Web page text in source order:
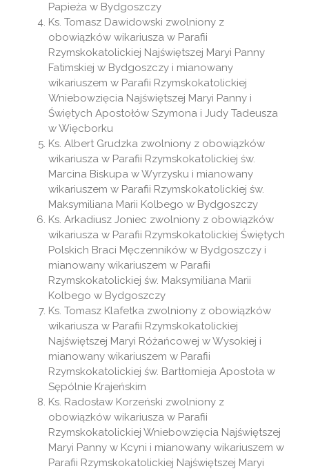
Papieża w Bydgoszczy
Ks. Tomasz Dawidowski zwolniony z
obowiązków wikariusza w Parafii
Rzymskokatolickiej Najświętszej Maryi Panny
Fatimskiej w Bydgoszczy i mianowany
wikariuszem w Parafii Rzymskokatolickiej
Wniebowzięcia Najświętszej Maryi Panny i
Świętych Apostołów Szymona i Judy Tadeusza
w Więcborku
Ks. Albert Grudzka zwolniony z obowiązków
wikariusza w Parafii Rzymskokatolickiej św.
Marcina Biskupa w Wyrzysku i mianowany
wikariuszem w Parafii Rzymskokatolickiej św.
Maksymiliana Marii Kolbego w Bydgoszczy
Ks. Arkadiusz Joniec zwolniony z obowiązków
wikariusza w Parafii Rzymskokatolickiej Świętych
Polskich Braci Męczenników w Bydgoszczy i
mianowany wikariuszem w Parafii
Rzymskokatolickiej św. Maksymiliana Marii
Kolbego w Bydgoszczy
Ks. Tomasz Klafetka zwolniony z obowiązków
wikariusza w Parafii Rzymskokatolickiej
Najświętszej Maryi Różańcowej w Wysokiej i
mianowany wikariuszem w Parafii
Rzymskokatolickiej św. Bartłomieja Apostoła w
Sępólnie Krajeńskim
Ks. Radosław Korzeński zwolniony z
obowiązków wikariusza w Parafii
Rzymskokatolickiej Wniebowzięcia Najświętszej
Maryi Panny w Kcyni i mianowany wikariuszem w
Parafii Rzymskokatolickiej Najświętszej Maryi